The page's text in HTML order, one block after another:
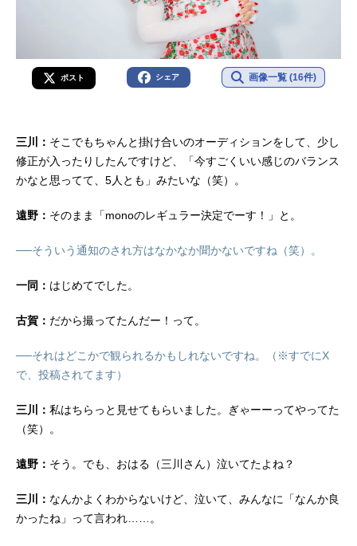
ポスト シェア 画像一覧 (16件)
三川： そこでもちゃんと掛け合いのオーディションをして、少し
修正が入ったりしたんですけど、「今すごくいい感じのバランス
かなと思ってて、5人とも」みたいな（笑）。
遠野： そのまま「monoのレギュラー決定でーす！」と。
──そういう通知のされ方はなかなか聞かないですね（笑）。
一同： はじめてでした。
古賀： だから撮ってたんだー！って。
──それはどこかで観られるかもしれないですね。（※すでにX
で、投稿されてます）
三川： 私はちらっと見せてもらいました。ぎゃーーってやってた
（笑）。
遠野： そう。でも、おはる（三川さん）泣いてたよね？
三川： なんかよくわからないけど、泣いて、みんなに「なんか良
かったね」って言われ……。